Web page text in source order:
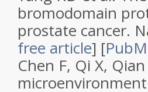
bromodomain
prostate cancer.
free article] [
Chen F, Qi X,